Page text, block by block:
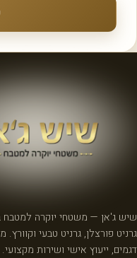
שיש ג'אן — משטחי יוקרה למטבח
דגמים, ייעוץ אישי ושירות מקצועי.